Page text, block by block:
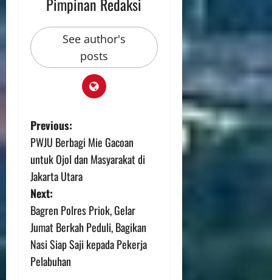
See author's
posts
Previous:
PWJU Berbagi Mie Gacoan
untuk Ojol dan Masyarakat di
Jakarta Utara
Next:
Bagren Polres Priok, Gelar
Jumat Berkah Peduli, Bagikan
Nasi Siap Saji kepada Pekerja
Pelabuhan